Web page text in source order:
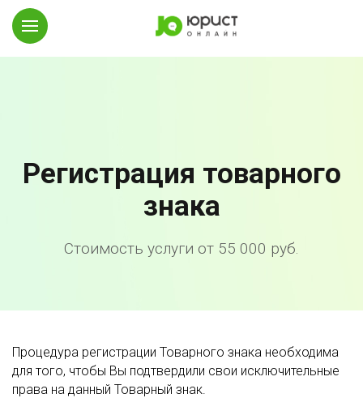
Регистрация товарного
знака
Стоимость услуги от 55 000 руб.
Процедура регистрации Товарного знака необходима
для того, чтобы Вы подтвердили свои исключительные
права на данный Товарный знак.